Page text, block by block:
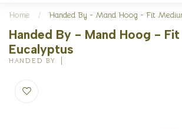
Home / Handed By - Mand Hoog - Fit
Handed By - Mand Hoog -
Eucalyptus
HANDED BY